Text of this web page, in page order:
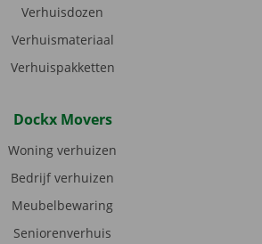
Verhuisdozen
Verhuismateriaal
Verhuispakketten
Dockx Movers
Woning verhuizen
Bedrijf verhuizen
Meubelbewaring
Seniorenverhuis